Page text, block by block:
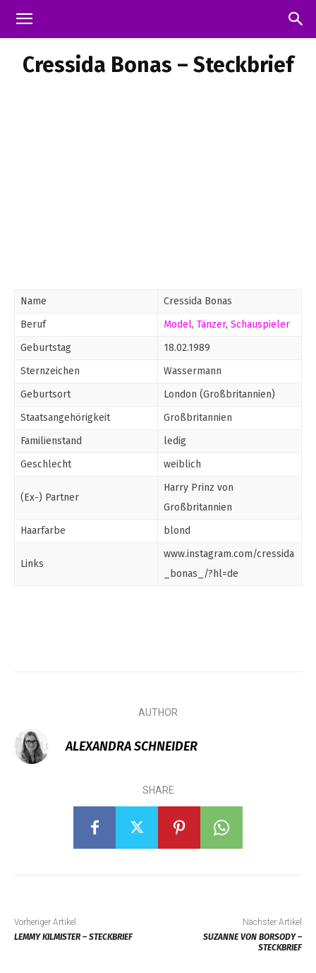
Cressida Bonas – Steckbrief
Name
Cressida Bonas
Beruf
Model, Tänzer, Schauspieler
Geburtstag
18.02.1989
Sternzeichen
Wassermann
Geburtsort
London (Großbritannien)
Staatsangehörigkeit
Großbritannien
Familienstand
ledig
Geschlecht
weiblich
(Ex-) Partner
Harry Prinz von
Großbritannien
Haarfarbe
blond
Links
www.instagram.com/cressida
_bonas_/?hl=de
AUTHOR
ALEXANDRA SCHNEIDER
SHARE
Vorheriger Artikel
LEMMY KILMISTER – STECKBRIEF
Nächster Artikel
SUZANNE VON BORSODY –
STECKBRIEF